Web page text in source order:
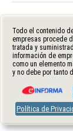
Todo el contenido
empresas procede
tratada y
información de
como un elemento
y no debe por tanto
Política de